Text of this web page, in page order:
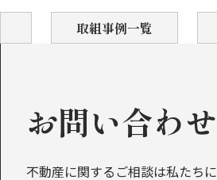
取組事例一覧
お問い合わせ
不動産に関するご相談は私たちに